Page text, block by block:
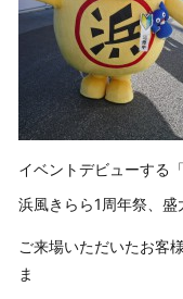
イベントデビューする
浜風きらら1周年祭、盛
ご来場いただいたお客
ま